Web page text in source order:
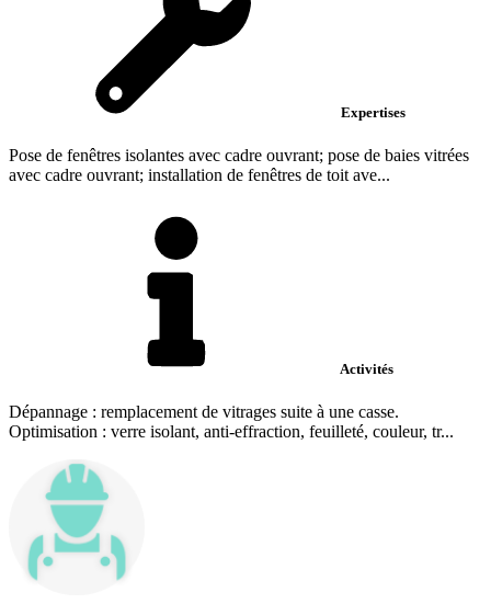
Expertises
Pose de fenêtres isolantes avec cadre ouvrant; pose de baies vitrées
avec cadre ouvrant; installation de fenêtres de toit ave...
Activités
Dépannage : remplacement de vitrages suite à une casse.
Optimisation : verre isolant, anti-effraction, feuilleté, couleur, tr...